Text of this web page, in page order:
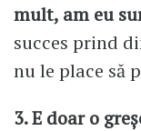
mult, am eu
succes prind
nu le place să
3. E doar o